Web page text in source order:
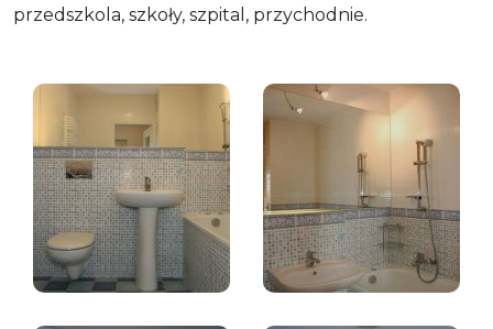
przedszkola, szkoły, szpital, przychodnie.